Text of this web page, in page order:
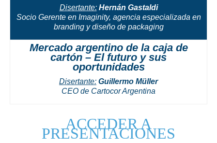
Disertante: Hernán Gastaldi
Socio Gerente en Imaginity, agencia especializada en
branding y diseño de packaging
Mercado argentino de la caja de
cartón – El futuro y sus
oportunidades
Disertante: Guillermo Müller
CEO de Cartocor Argentina
ACCEDER A
PRESENTACIONES